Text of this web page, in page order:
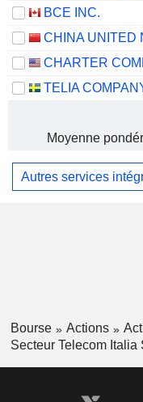
BCE INC.
TELIA
Moyenne
Autres services
Bourse Actions
Secteur Telecom Italia